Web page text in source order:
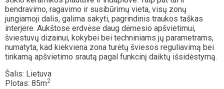
bendravimo, ragavimo ir susibūrimų vieta, visų zonų
jungiamoji dalis, galima sakyti, pagrindinis traukos taškas
interjere. Aukštose erdvėse daug dėmesio apšvietimui,
šviestuvų dizainui, kokybei bei techniniams jų parametrams,
numatyta, kad kiekviena zona turėtų šviesos reguliavimą bei
tinkamą apšvietimo srautą pagal funkcinį daiktų išsidėstymą.
Šalis: Lietuva
Plotas: 85m2